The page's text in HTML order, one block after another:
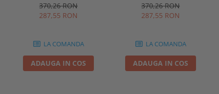
3 ore, 3W, mentinut, test
automat, IP20, Intelight
90385
370,26 RON
287,55 RON
LA COMANDA
ADAUGA IN COS
aparenta, 3 ore, 3W,
mentinut, test automat,
IP20, Intelight 90085
370,26 RON
287,55 RON
LA COMANDA
ADAUGA IN COS